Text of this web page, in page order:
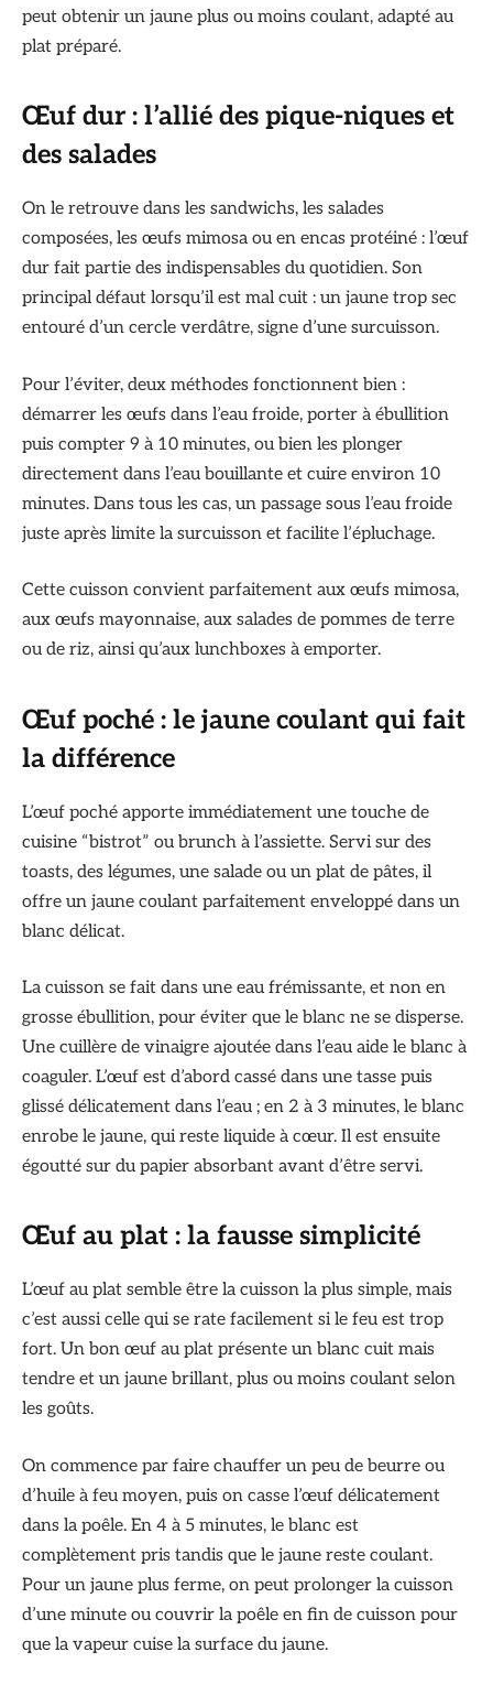
peut obtenir un jaune plus ou moins coulant, adapté au
plat préparé.
Œuf dur : l’allié des pique-niques et
des salades
On le retrouve dans les sandwichs, les salades
composées, les œufs mimosa ou en encas protéiné : l’œuf
dur fait partie des indispensables du quotidien. Son
principal défaut lorsqu’il est mal cuit : un jaune trop sec
entouré d’un cercle verdâtre, signe d’une surcuisson.
Pour l’éviter, deux méthodes fonctionnent bien :
démarrer les œufs dans l’eau froide, porter à ébullition
puis compter 9 à 10 minutes, ou bien les plonger
directement dans l’eau bouillante et cuire environ 10
minutes. Dans tous les cas, un passage sous l’eau froide
juste après limite la surcuisson et facilite l’épluchage.
Cette cuisson convient parfaitement aux œufs mimosa,
aux œufs mayonnaise, aux salades de pommes de terre
ou de riz, ainsi qu’aux lunchboxes à emporter.
Œuf poché : le jaune coulant qui fait
la différence
L’œuf poché apporte immédiatement une touche de
cuisine “bistrot” ou brunch à l’assiette. Servi sur des
toasts, des légumes, une salade ou un plat de pâtes, il
offre un jaune coulant parfaitement enveloppé dans un
blanc délicat.
La cuisson se fait dans une eau frémissante, et non en
grosse ébullition, pour éviter que le blanc ne se disperse.
Une cuillère de vinaigre ajoutée dans l’eau aide le blanc à
coaguler. L’œuf est d’abord cassé dans une tasse puis
glissé délicatement dans l’eau ; en 2 à 3 minutes, le blanc
enrobe le jaune, qui reste liquide à cœur. Il est ensuite
égoutté sur du papier absorbant avant d’être servi.
Œuf au plat : la fausse simplicité
L’œuf au plat semble être la cuisson la plus simple, mais
c’est aussi celle qui se rate facilement si le feu est trop
fort. Un bon œuf au plat présente un blanc cuit mais
tendre et un jaune brillant, plus ou moins coulant selon
les goûts.
On commence par faire chauffer un peu de beurre ou
d’huile à feu moyen, puis on casse l’œuf délicatement
dans la poêle. En 4 à 5 minutes, le blanc est
complètement pris tandis que le jaune reste coulant.
Pour un jaune plus ferme, on peut prolonger la cuisson
d’une minute ou couvrir la poêle en fin de cuisson pour
que la vapeur cuise la surface du jaune.